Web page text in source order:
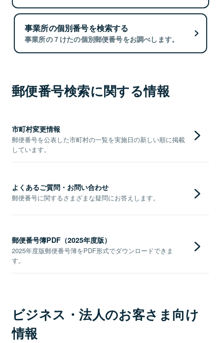
事業所の個別番号を検索する
事業所の７けたの個別郵便番号をお調べします。
郵便番号検索に関する情報
市町村変更情報
郵便番号を公表した市町村の一覧を実施日の新しい順に掲載
しています。
よくあるご質問・お問い合わせ
郵便番号に関するさまざまな疑問にお答えします。
郵便番号簿PDF（2025年度版）
2025年度版郵便番号簿をPDF形式でダウンロードできま
す。
ビジネス・法人のお客さま向け
情報